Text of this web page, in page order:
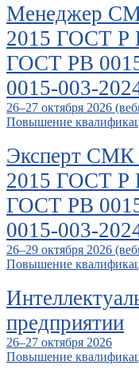
Менеджер
2015 ГОСТ Р
ГОСТ РВ
0015-003-
26–27 октября 2026
Повышение
Эксперт
2015 ГОСТ Р
ГОСТ РВ
0015-003-
26–29 октября 2026
Повышение
предприятии
26–27 октября 2026
Повышение